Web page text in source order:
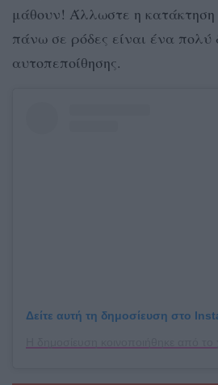
μάθουν! Άλλωστε η κατάκτηση
πάνω σε ρόδες είναι ένα
αυτοπεποίθησης.
Δείτε αυτή τη δημοσίευση στο